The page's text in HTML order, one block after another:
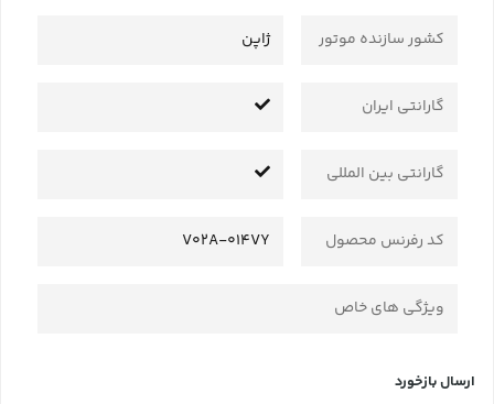
کشور سازنده موتور ژاپن
گارانتی ایران
گارانتی بین المللی
کد رفرنس محصول V02A-014VY
ویژگی های خاص
ارسال بازخورد